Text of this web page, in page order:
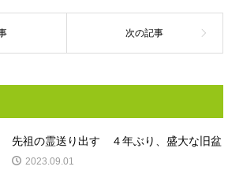
先祖の霊送り出す ４年ぶり、盛大な旧盆
2023.09.01